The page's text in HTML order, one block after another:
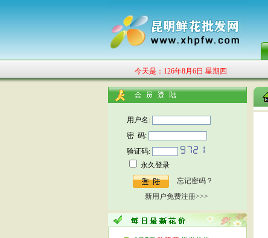
今天是：126年8月6日 星期四
用户名:
密 码:
验证码:
永久登录
忘记密码？
新用户免费注册>>>